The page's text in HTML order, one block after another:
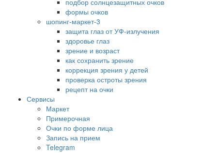
подбор солнцезащитных очков
формы очков
шопинг-маркет-3
защита глаз от УФ-излучения
здоровье глаз
зрение и возраст
как сохранить зрение
коррекция зрения у детей
проверка остроты зрения
рецепт на очки
Сервисы
Маркет
Примерочная
Очки по форме лица
Запись на прием
Telegram